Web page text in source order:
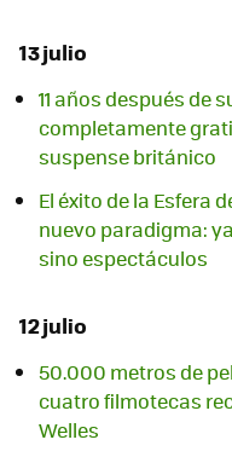
13 julio
11 años después de
completamente
suspense británico
El éxito de la Esfera
nuevo paradigma:
sino espectáculos
12 julio
50.000 metros de
cuatro filmotecas
Welles